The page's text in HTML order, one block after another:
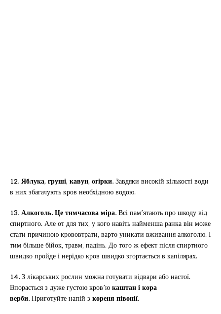
12. Яблука, груші, кавун, огірки.Завдяки високій кількості води
в них збагачують кров необхідною водою.
13. Алкоголь. Це тимчасова міра.Всі пам’ятають про шкоду від
спиртного. Але от для тих, у кого навіть найменша ранка він може
стати причиною крововтрати, варто уникати вживання алкоголю. І
тим більше бійок, травм, падінь. До того ж ефект після спиртного
швидко пройде і нерідко кров швидко згортається в капілярах.
14.З лікарських рослин можна готувати відвари або настої.
Впорається з дуже густою кров’юкаштан і кора
верби.Приготуйте напій з кореня півонії.